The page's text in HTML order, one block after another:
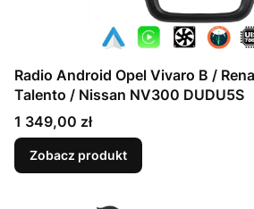
Radio Android Opel Vivaro B /
Talento / Nissan NV300 DUDU5S
Cena
1 349,00 zł
Zobacz produkt